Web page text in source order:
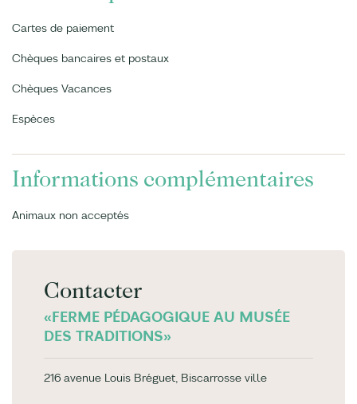
Cartes de paiement
Chèques bancaires et postaux
Chèques Vacances
Espèces
Informations complémentaires
Animaux non acceptés
Contacter
«FERME PÉDAGOGIQUE AU MUSÉE
DES TRADITIONS»
216 avenue Louis Bréguet, Biscarrosse ville